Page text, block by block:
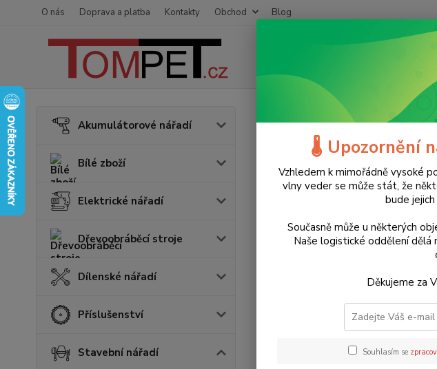
O nás Doprava a platba Kontakty Obchod Blog
Akumulátorové nářadí
Bílé zboží
Elektrické nářadí
Dřevoobráběcí stroje
Dílenské nářadí
Příslušenství
Stavební nářadí
Stavební nářadí Stavební
Elektrické
Novinka Akce TOP produkt
🌡️ Upozornění
Vzhledem k mimořádně vysoké
vlny veder se může stát, že
bude
Současně může u některých
Naše logistické oddělení dělá
Děkujeme za
Souhlasím se